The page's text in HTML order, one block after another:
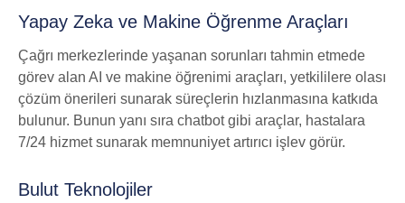
Yapay Zeka ve Makine Öğrenme Araçları
Çağrı merkezlerinde yaşanan sorunları tahmin etmede
görev alan AI ve makine öğrenimi araçları, yetkililere olası
çözüm önerileri sunarak süreçlerin hızlanmasına katkıda
bulunur. Bunun yanı sıra chatbot gibi araçlar, hastalara
7/24 hizmet sunarak memnuniyet artırıcı işlev görür.
Bulut Teknolojiler